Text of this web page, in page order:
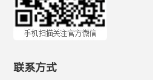
联系方式